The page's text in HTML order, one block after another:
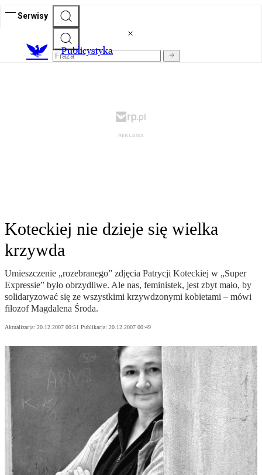
Serwisy
Publicystyka
Koteckiej nie dzieje się wielka
krzywda
Umieszczenie „rozebranego” zdjęcia Patrycji Koteckiej w „Super
Expressie” było obrzydliwe. Ale nas, feministek, jest zbyt mało, by
solidaryzować się ze wszystkimi krzywdzonymi kobietami – mówi
filozof Magdalena Środa.
Aktualizacja: 20.12.2007 00:51 Publikacja: 20.12.2007 00:49